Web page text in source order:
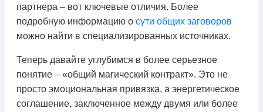
партнера – вот ключевые отличия. Более
подробную информацию о сути общих заговоров
можно найти в специализированных источниках.
Теперь давайте углубимся в более серьезное
понятие – «общий магический контракт». Это не
просто эмоциональная привязка, а энергетическое
соглашение, заключенное между двумя или более